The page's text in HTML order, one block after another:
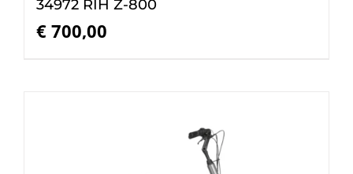
34972 RIH Z-800
€ 700,00